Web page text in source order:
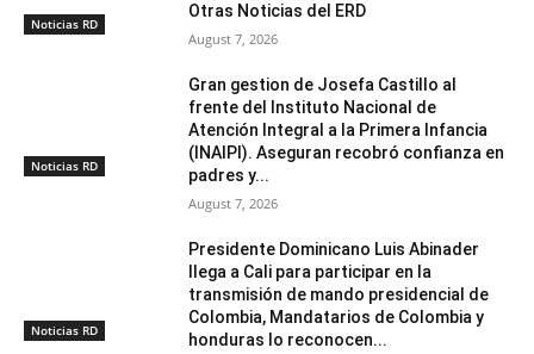
Noticias RD
Otras Noticias del ERD
August 7, 2026
Noticias RD
Gran gestion de Josefa Castillo al
frente del Instituto Nacional de
Atención Integral a la Primera Infancia
(INAIPI). Aseguran recobró confianza en
padres y...
August 7, 2026
Noticias RD
Presidente Dominicano Luis Abinader
llega a Cali para participar en la
transmisión de mando presidencial de
Colombia, Mandatarios de Colombia y
honduras lo reconocen...